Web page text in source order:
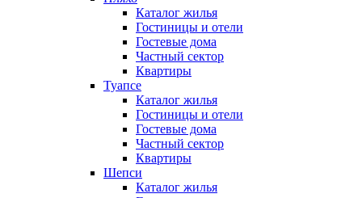
Каталог жилья
Гостиницы и отели
Гостевые дома
Частный сектор
Квартиры
Туапсе
Каталог жилья
Гостиницы и отели
Гостевые дома
Частный сектор
Квартиры
Шепси
Каталог жилья